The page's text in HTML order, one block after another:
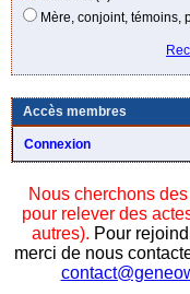
Mère, conjoint, témoins,
Accès membres
Connexion
Nous cherchons
pour relever des
autres). Pour
merci de nous